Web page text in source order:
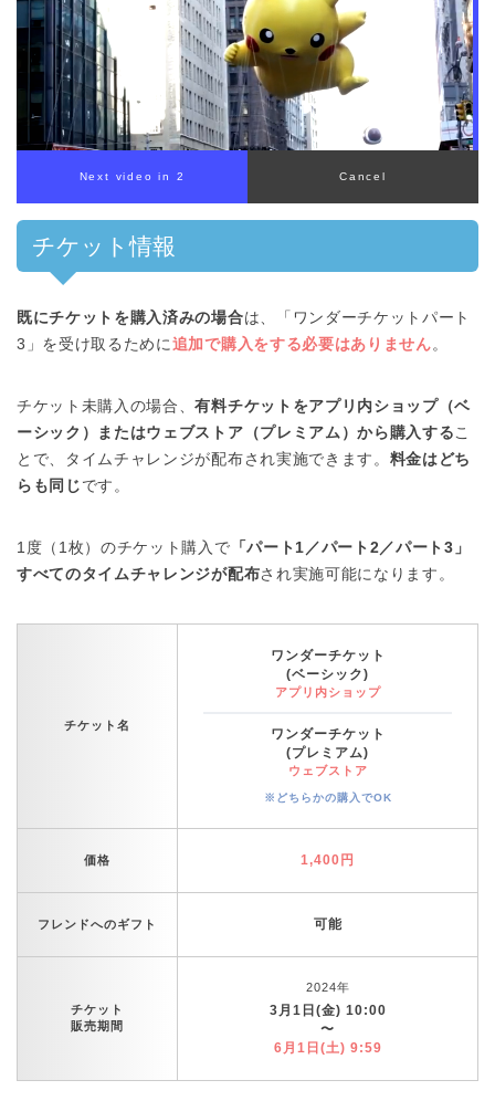
チケット情報
既にチケットを購入済みの場合は、「ワンダーチケットパート
3」を受け取るために 追加で購入をする必要はありません 。
チケット未購入の場合、有料チケットをアプリ内ショップ（ベ
ーシック）またはウェブストア（プレミアム）から購入する こ
とで、タイムチャレンジが配布され実施できます。 料金はどち
らも同じ です。
1度（1枚）のチケット購入で 「パート1／パート2／パート3」
すべてのタイムチャレンジが配布され実施可能になります。
チケット名
ワンダーチケット
(ベーシック)
アプリ内ショップ
ワンダーチケット
(プレミアム)
ウェブストア
※どちらかの購入でOK
価格 1,400円
フレンドへのギフト 可能
チケット
販売期間
2024年
3月1日(金) 10:00
〜
6月1日(土) 9:59